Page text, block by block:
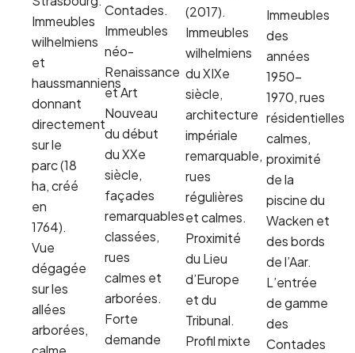
Immeubles
wilhelmiens
et
haussmanniens
donnant
directement
sur le
parc (18
ha, créé
en
1764).
Vue
dégagée
sur les
allées
arborées,
Contades.
Immeubles
néo-
Renaissance
et Art
Nouveau
du début
du XXe
siècle,
façades
remarquables
classées,
rues
calmes et
arborées.
Forte
demande
(2017).
Immeubles
wilhelmiens
du XIXe
siècle,
architecture
impériale
remarquable,
rues
régulières
et calmes.
Proximité
du Lieu
d’Europe
et du
Tribunal.
Profil mixte
Immeubles
des
années
1950-
1970, rues
résidentielles
calmes,
proximité
de la
piscine du
Wacken et
des bords
de l’Aar.
L’entrée
de gamme
des
Contades